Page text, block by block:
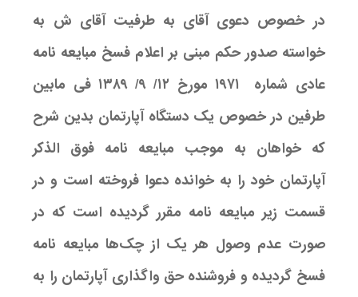
در خصوص دعوی آقای به طرفیت آقای ش به
خواسته صدور حکم مبنی بر اعلام فسخ مبایعه نامه
عادی شماره ۱۹۷۱ مورخ ۱۲/ ۹/ ۱۳۸۹ فی مابین
طرفین در خصوص یک دستگاه آپارتمان بدین شرح
که خواهان به موجب مبایعه نامه فوق الذکر
آپارتمان خود را به خوانده دعوا فروخته است و در
قسمت زیر مبایعه نامه مقرر گردیده است که در
صورت عدم وصول هر یک از چک‌ها مبایعه نامه
فسخ گردیده و فروشنده حق واگذاری آپارتمان را به